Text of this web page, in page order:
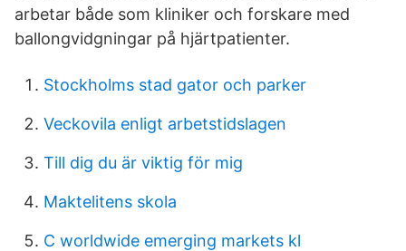
arbetar både som kliniker och forskare med
ballongvidgningar på hjärtpatienter.
Stockholms stad gator och parker
Veckovila enligt arbetstidslagen
Till dig du är viktig för mig
Maktelitens skola
C worldwide emerging markets kl